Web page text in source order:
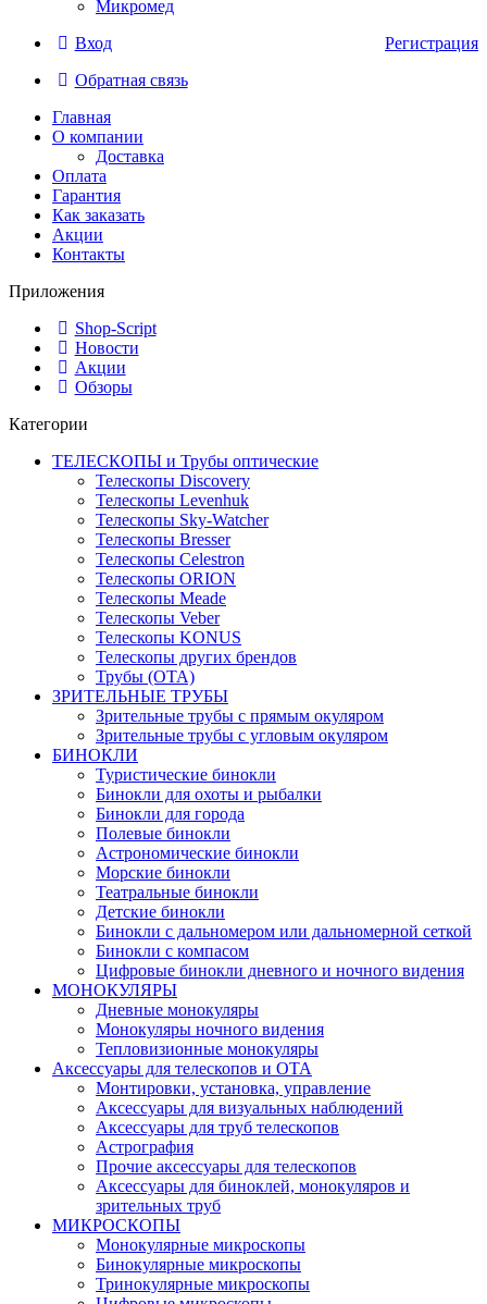
Микромед
Регистрация
Вход
Обратная связь
Главная
О компании
Доставка
Оплата
Гарантия
Как заказать
Акции
Контакты
Приложения
Shop-Script
Новости
Акции
Обзоры
Категории
ТЕЛЕСКОПЫ и Трубы оптические
Телескопы Discovery
Телескопы Levenhuk
Телескопы Sky-Watcher
Телескопы Bresser
Телескопы Celestron
Телескопы ORION
Телескопы Meade
Телескопы Veber
Телескопы KONUS
Телескопы других брендов
Трубы (ОТА)
ЗРИТЕЛЬНЫЕ ТРУБЫ
Зрительные трубы с прямым окуляром
Зрительные трубы с угловым окуляром
БИНОКЛИ
Туристические бинокли
Бинокли для охоты и рыбалки
Бинокли для города
Полевые бинокли
Астрономические бинокли
Морские бинокли
Театральные бинокли
Детские бинокли
Бинокли с дальномером или дальномерной сеткой
Бинокли с компасом
Цифровые бинокли дневного и ночного видения
МОНОКУЛЯРЫ
Дневные монокуляры
Монокуляры ночного видения
Тепловизионные монокуляры
Аксессуары для телескопов и ОТА
Монтировки, установка, управление
Аксессуары для визуальных наблюдений
Аксессуары для труб телескопов
Астрография
Прочие аксессуары для телескопов
Аксессуары для биноклей, монокуляров и
зрительных труб
МИКРОСКОПЫ
Монокулярные микроскопы
Бинокулярные микроскопы
Тринокулярные микроскопы